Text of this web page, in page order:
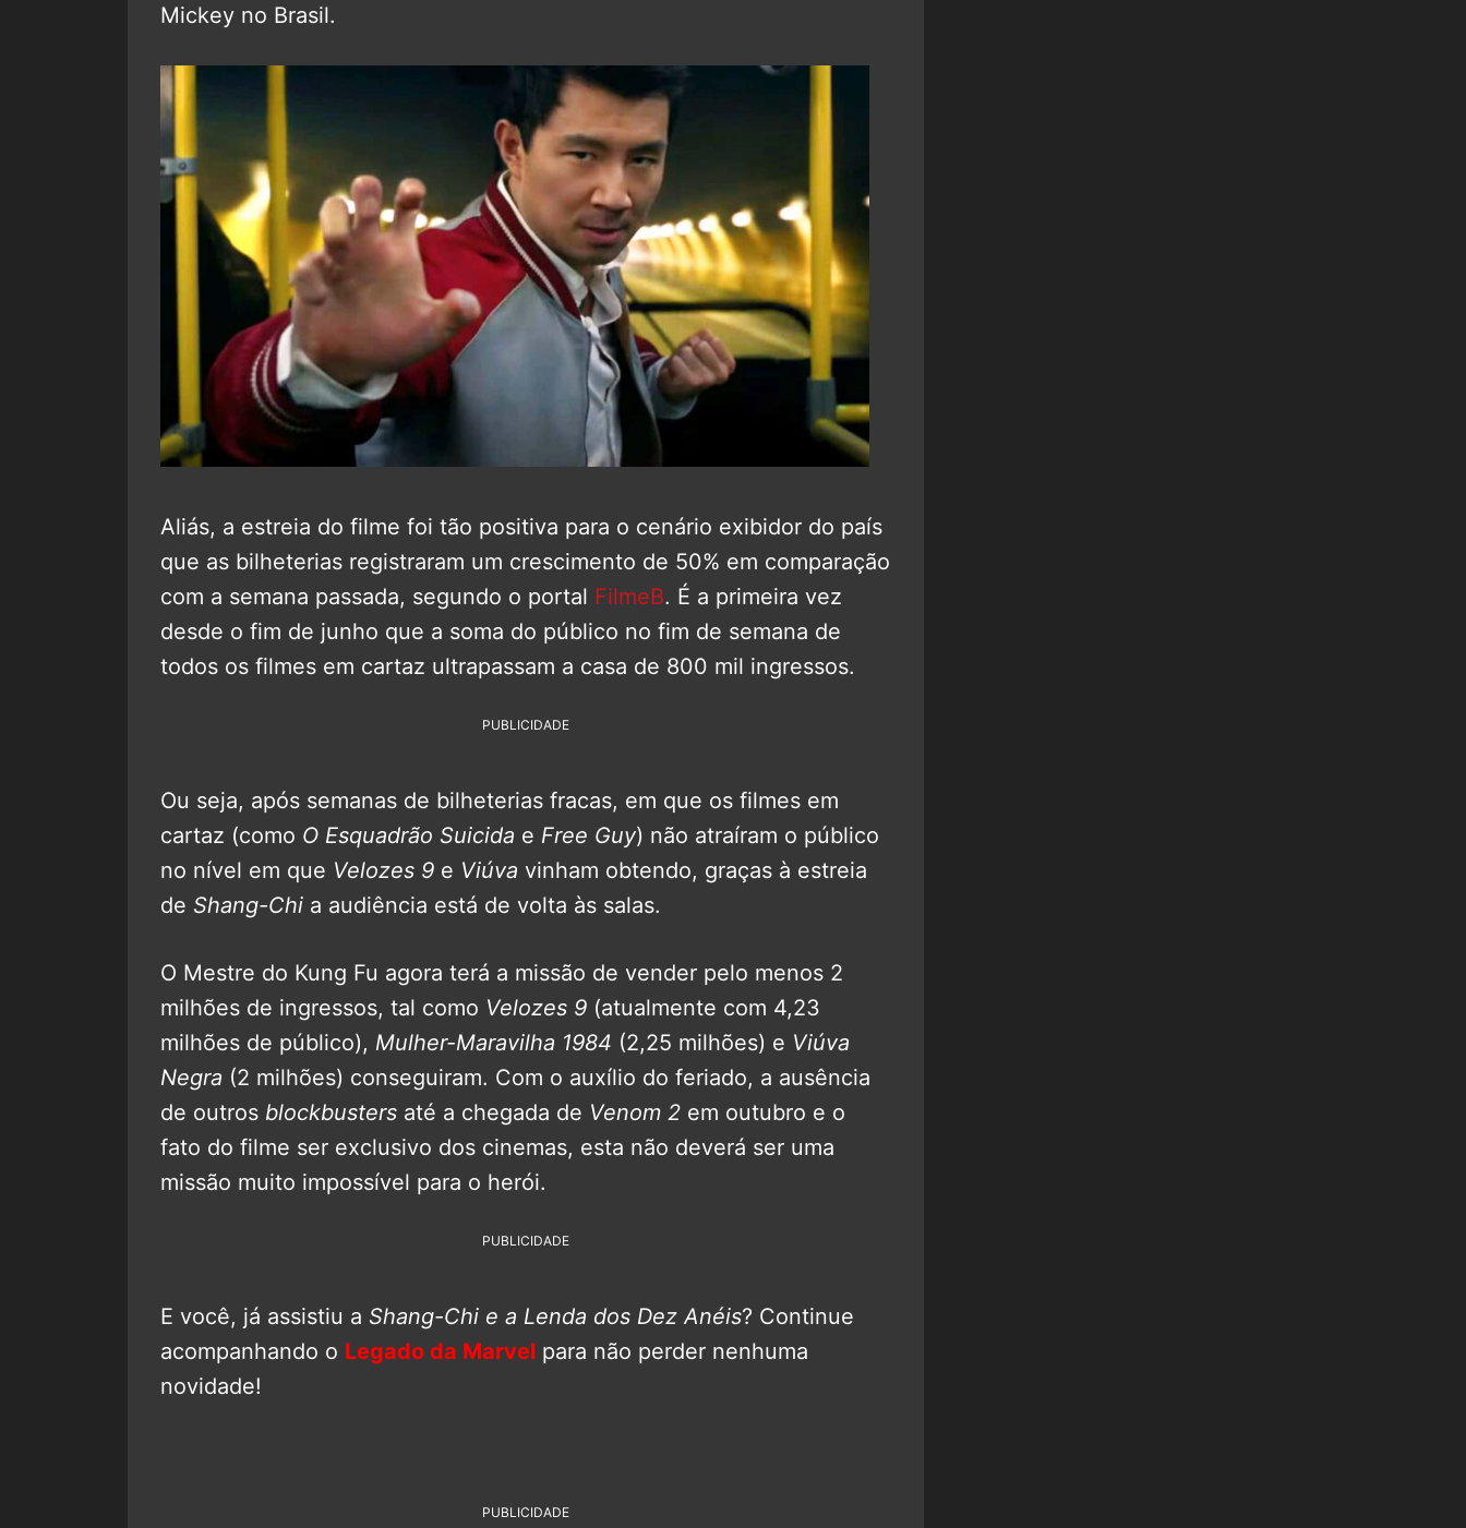
Mickey no Brasil.
Aliás, a estreia do filme foi tão positiva para o cenário exibidor do país
que as bilheterias registraram um crescimento de 50% em comparação
com a semana passada, segundo o portal FilmeB. É a primeira vez
desde o fim de junho que a soma do público no fim de semana de
todos os filmes em cartaz ultrapassam a casa de 800 mil ingressos.
PUBLICIDADE
Ou seja, após semanas de bilheterias fracas, em que os filmes em
cartaz (como O Esquadrão Suicida e Free Guy) não atraíram o público
no nível em que Velozes 9 e Viúva vinham obtendo, graças à estreia
de Shang-Chi a audiência está de volta às salas.
O Mestre do Kung Fu agora terá a missão de vender pelo menos 2
milhões de ingressos, tal como Velozes 9 (atualmente com 4,23
milhões de público), Mulher-Maravilha 1984 (2,25 milhões) e Viúva
Negra (2 milhões) conseguiram. Com o auxílio do feriado, a ausência
de outros blockbusters até a chegada de Venom 2 em outubro e o
fato do filme ser exclusivo dos cinemas, esta não deverá ser uma
missão muito impossível para o herói.
PUBLICIDADE
E você, já assistiu a Shang-Chi e a Lenda dos Dez Anéis? Continue
acompanhando o Legado da Marvel para não perder nenhuma
novidade!
PUBLICIDADE